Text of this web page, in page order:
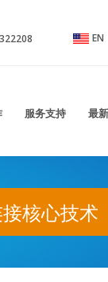
器系列，线束，EN
服务支持 最
接核心技